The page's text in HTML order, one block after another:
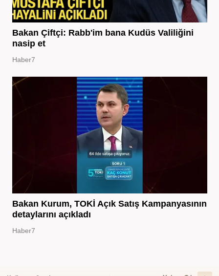
Bakan Çiftçi: Rabb'im bana Kudüs Valiliğini
nasip et
Haber7
Bakan Kurum, TOKİ Açık Satış Kampanyasının
detaylarını açıkladı
Haber7